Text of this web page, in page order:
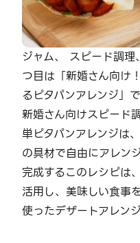
ジャム、 スピード調
つ目は「新婚さん向け
るピタパンアレンジ」で
新婚さん向けスピード
単ピタパンアレンジは
の具材で自由にアレ
完成するこのレシピは
活用し、美味しい食事
使ったデザートアレン